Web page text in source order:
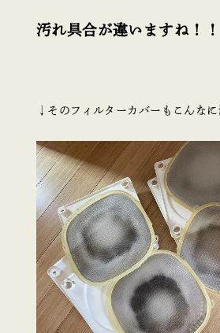
汚れ具合が違いますね！！
↓そのフィルターカバーもこんなに